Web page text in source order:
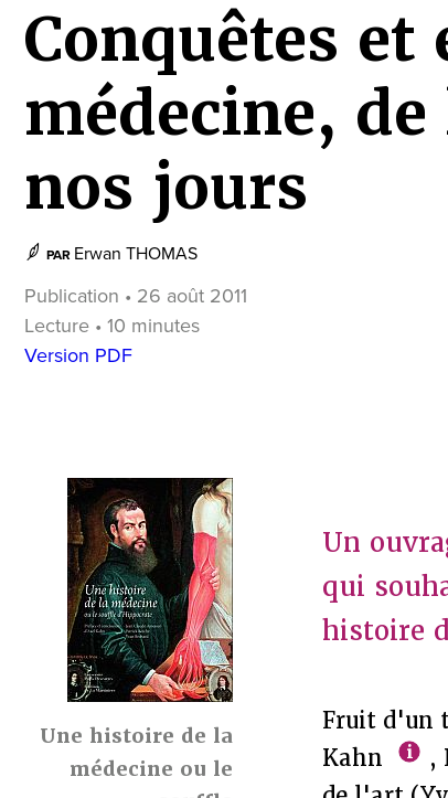
Conquêtes et
médecine,
nos jours
PAR Erwan THOMAS
Publication • 26 août 2011
Lecture • 10 minutes
Version PDF
Une histoire de la
médecine ou le
Un
qui
histoire
Fruit d'un
Kahn
,